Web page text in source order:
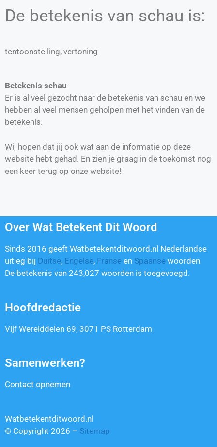
De betekenis van schau is:
tentoonstelling, vertoning
Betekenis schau
Er is al veel gezocht naar de betekenis van schau en we
hebben al veel mensen geholpen met het vinden van de
betekenis.
Wij hopen dat jij ook wat aan de informatie op deze
website hebt gehad. En zien je graag in de toekomst nog
een keer terug op onze website!
Over Wat Betekent Dit Woord
Sinds 2016 geeft Watbetekentditwoord.nl Nederlandse
uitleg bij Duitse, Engelse, Franse en Spaanse woorden.
De betekenis van 243,027 woorden is toegevoegd.
Hoofdredactie
Vijf Werelddelen 69, 3071 PS Rotterdam
Samenwerken?
Contact opnemen
Watbetekentditwoord.nl
© Copyright 2026 – Sitemap